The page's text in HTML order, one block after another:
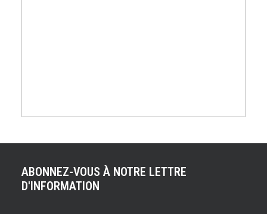
ABONNEZ-VOUS À NOTRE LETTRE
D'INFORMATION